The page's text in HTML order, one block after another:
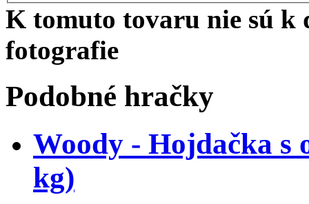
K tomuto tovaru nie sú k
fotografie
Podobné hračky
Woody - Hojdačka s
kg)